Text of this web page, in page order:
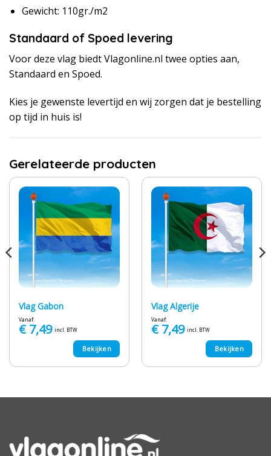
Gewicht: 110gr./m2
Standaard of Spoed levering
Voor deze vlag biedt Vlagonline.nl twee opties aan,
Standaard en Spoed.
Kies je gewenste levertijd en wij zorgen dat je bestelling
op tijd in huis is!
Gerelateerde producten
Vlag Gabon
Vanaf:
€7,49 incl. BTW
Bekijken
Vlag Algerije
Vanaf:
€7,49 incl. BTW
Bekijken